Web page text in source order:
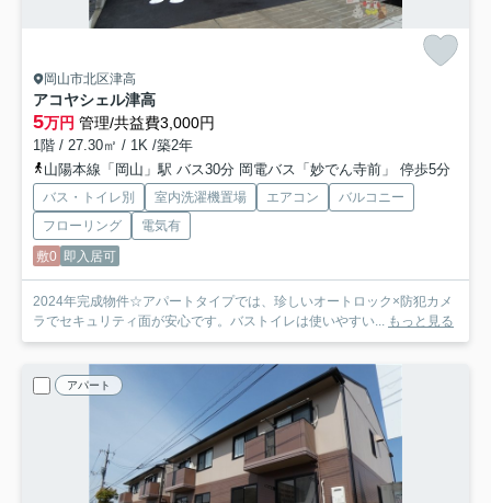
岡山市北区津高
アコヤシェル津高
5万円 管理/共益費3,000円
1階 / 27.30㎡ / 1K /築2年
山陽本線「岡山」駅 バス30分 岡電バス「妙でん寺前」 停歩5分
バス・トイレ別 室内洗濯機置場 エアコン
バルコニー
フローリング
電気有
敷0 即入居可
2024年完成物件☆アパートタイプでは、珍しいオートロック×防犯カメ
ラでセキュリティ面が安心です。バストイレは使いやすい... もっと見る
アパート